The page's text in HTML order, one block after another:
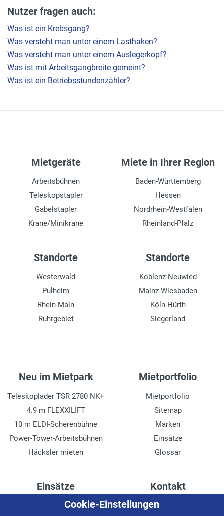
Nutzer fragen auch:
Was ist ein Krebsgang?
Was versteht man unter einem Lasthaken?
Was versteht man unter einem Auslegerkopf?
Was ist mit Arbeitsgangbreite gemeint?
Was ist ein Betriebsstundenzähler?
Mietgeräte
Arbeitsbühnen
Teleskopstapler
Gabelstapler
Krane/Minikrane
Miete in Ihrer Region
Baden-Württemberg
Hessen
Nordrhein-Westfalen
Rheinland-Pfalz
Standorte
Westerwald
Pulheim
Rhein-Main
Ruhrgebiet
Standorte
Koblenz-Neuwied
Mainz-Wiesbaden
Köln-Hürth
Siegerland
Neu im Mietpark
Teleskoplader TSR 2780 NK+
4.9 m FLEXXILIFT
10 m ELDI-Scherenbühne
Power-Tower-Arbeitsbühnen
Häcksler mieten
Mietportfolio
Mietportfolio
Sitemap
Marken
Einsätze
Glossar
Einsätze
Höhenzugang für
Kontakt
Kontaktformular
Cookie-Einstellungen